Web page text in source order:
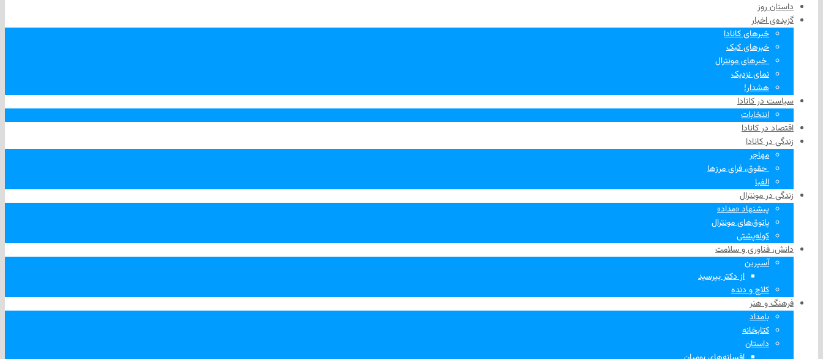
داستان روز
گزیده‌ی‌ اخبار
خبرهای کانادا
خبرهای کبک
‌ خبرهای مونترال
نمای نزدیک
هشدار!
سیاست در کانادا
انتخابات
اقتصاد در کانادا
زندگی در کانادا
مهاجر
‌ حقوق، فرای مرزها
الفبا
زندگی در مونترال
پیشنهاد «مداد»
پاتوق‌های مونترال
کوله‌پشتی
دانش، فناوری و سلامت
آسپرین
از دکتر بپرسید
کلاچ و دنده
فرهنگ و هنر
بامداد
کتابخانه
داستان